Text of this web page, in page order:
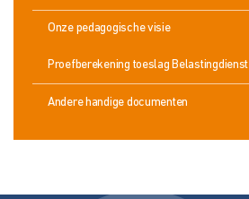
Onze pedagogische visie
Proefberekening toeslag Belastingdienst
Andere handige documenten